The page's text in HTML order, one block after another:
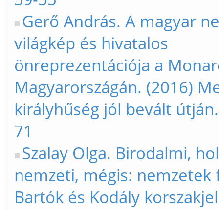
Gerő András. A magyar
világkép és hivatalos
önreprezentációja a
Magyarországán. (2016)
királyhűség jól bevált
71
Szalay Olga. Birodalmi,
nemzeti, mégis: nemzetek
Bartók és Kodály